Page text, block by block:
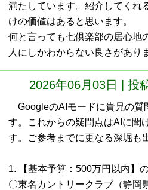
満たしています。紹介してくれ
けの価値はあると思います。
何と言っても七倶楽部の居心地
人にしかわからない良さがあり
2026年06月03日 | 投
GoogleのAIモードに貴兄の質
す。これからの疑問点はAIに聞
す。ご参考までに更なる深堀も
1. 【基本予算：500万円以内】
〇東名カントリークラブ（静岡